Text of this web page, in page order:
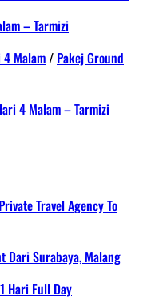
Malam/ Pakej Ground
4 Malam – Tarmizi
Travel Agency To
Hari Full Day